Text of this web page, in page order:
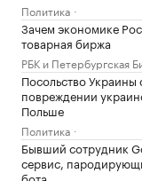
Политика
Зачем экономике
товарная биржа
РБК и Петербургская
Посольство
повреждении
Польше
Политика
Бывший сотрудник
сервис,
бота